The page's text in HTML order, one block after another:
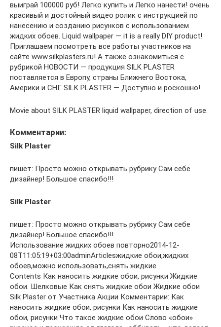
выиграй 100000 руб! Легко купить и Легко нанести! очень
красивый и достойный видео ролик с инструкцией по
нанесению и созданию рисунков с использованием
жидких обоев. Liquid wallpaper — it is a really DIY product!
Приглашаем посмотреть все работы участников на
сайте www.silkplasters.ru! А также ознакомиться с
рубрикой НОВОСТИ — продукция SILK PLASTER
поставляется в Европу, страны Ближнего Востока,
Америки и СНГ. SILK PLASTER — Доступно и роскошно!
Movie about SILK PLASTER liquid wallpaper, direction of use.
Комментарии:
Silk Plaster
пишет: Просто можно открывать рубрику Cам себе
дизайнер! Большое спасибо!!!
Silk Plaster
пишет: Просто можно открывать рубрику Cам себе
дизайнер! Большое спасибо!!!
Использование жидких обоев повторно2014-12-
08T11:05:19+03:00adminArticlesжидкие обои,жидких
обоев,можно использовать,снять жидкие
Contents Как наносить жидкие обои, рисунки Жидкие
обои. Шелковые Как снять жидкие обои Жидкие обои
Silk Plaster от Участника Акции Комментарии: Как
наносить жидкие обои, рисунки Как наносить жидкие
обои, рисунки Что такое жидкие обои Слово «обои»